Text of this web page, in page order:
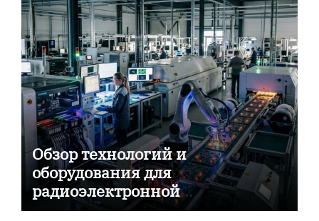
Обзор технологий и
оборудования для
радиоэлектронной
промышленности